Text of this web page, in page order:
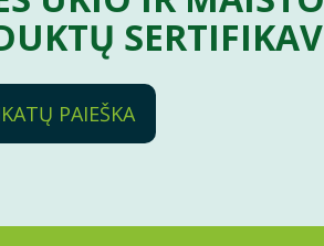
PAIEŠKA